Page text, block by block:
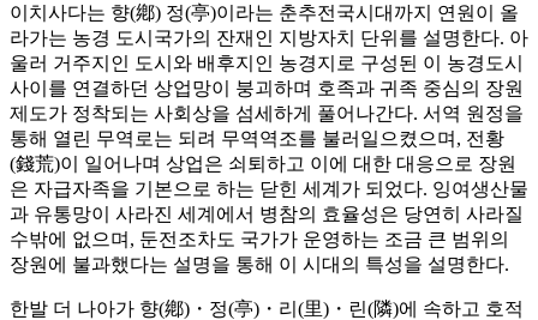
이치사다는 향(鄕) 정(亭)이라는 춘추전국시대까지 연원이 올
라가는 농경 도시국가의 잔재인 지방자치 단위를 설명한다. 아
울러 거주지인 도시와 배후지인 농경지로 구성된 이 농경도시
사이를 연결하던 상업망이 붕괴하며 호족과 귀족 중심의 장원
제도가 정착되는 사회상을 섬세하게 풀어나간다. 서역 원정을
통해 열린 무역로는 되려 무역역조를 불러일으켰으며, 전황
(錢荒)이 일어나며 상업은 쇠퇴하고 이에 대한 대응으로 장원
은 자급자족을 기본으로 하는 닫힌 세계가 되었다. 잉여생산물
과 유통망이 사라진 세계에서 병참의 효율성은 당연히 사라질
수밖에 없으며, 둔전조차도 국가가 운영하는 조금 큰 범위의
장원에 불과했다는 설명을 통해 이 시대의 특성을 설명한다.
한발 더 나아가 향(鄕)・정(亭)・리(里)・린(隣)에 속하고 호적